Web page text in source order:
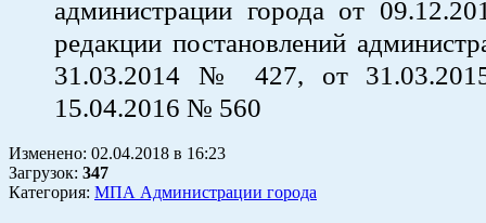
администрации города от
редакции постановлений
31.03.2014 № 427, от
15.04.2016 № 560
Изменено: 02.04.2018 в 16:23
Загрузок: 347
Категория: МПА Администрации города